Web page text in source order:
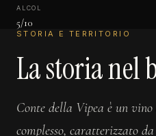
ALCOL
5/10
STORIA E TERRITORIO
La storia nel
Conte della Vipea è un vino
complesso, caratterizzato